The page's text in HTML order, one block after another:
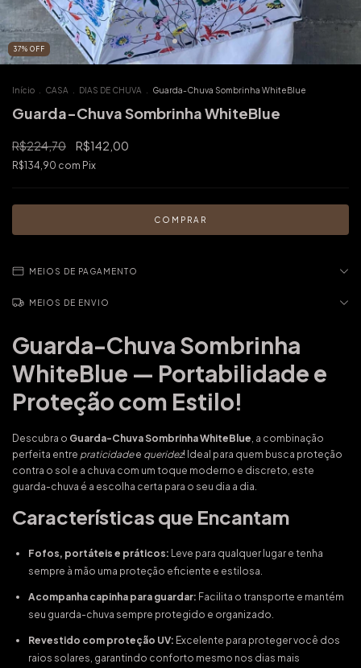
37% OFF
Início CASA DIAS DE CHUVA Guarda-Chuva Sombrinha WhiteBlue
Guarda-Chuva Sombrinha WhiteBlue
R$224,70 R$142,00
R$134,90 com Pix
MEIOS DE PAGAMENTO
MEIOS DE ENVIO
Guarda-Chuva Sombrinha
WhiteBlue — Portabilidade e
Proteção com Estilo!
Descubra o Guarda-Chuva Sombrinha WhiteBlue , a combinação
perfeita entre praticidadee queridez! Ideal para quem busca proteção
contra o sol e a chuva com um toque moderno e discreto, este
guarda-chuva é a escolha certa para o seu dia a dia.
Características que Encantam
Fofos, portáteis e práticos: Leve para qualquer lugar e tenha
sempre à mão uma proteção eficiente e estilosa.
Acompanha capinha para guardar: Facilita o transporte e mantém
seu guarda-chuva sempre protegido e organizado.
Revestido com proteção UV: Excelente para proteger você dos
raios solares, garantindo conforto mesmo nos dias mais